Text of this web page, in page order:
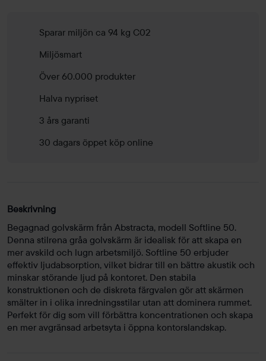
Sparar miljön ca 94 kg C02
Miljösmart
Över 60.000 produkter
Halva nypriset
3 års garanti
30 dagars öppet köp online
Beskrivning
Begagnad golvskärm från Abstracta, modell Softline 50.
Denna stilrena gråa golvskärm är idealisk för att skapa en
mer avskild och lugn arbetsmiljö. Softline 50 erbjuder
effektiv ljudabsorption, vilket bidrar till en bättre akustik och
minskar störande ljud på kontoret. Den stabila
konstruktionen och de diskreta färgvalen gör att skärmen
smälter in i olika inredningsstilar utan att dominera rummet.
Perfekt för dig som vill förbättra koncentrationen och skapa
en mer avgränsad arbetsyta i öppna kontorslandskap.